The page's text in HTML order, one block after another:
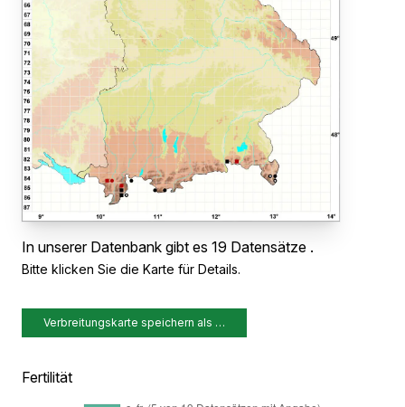
In unserer Datenbank gibt es 19 Datensätze .
Bitte klicken Sie die Karte für Details.
Verbreitungskarte speichern als …
Fertilität